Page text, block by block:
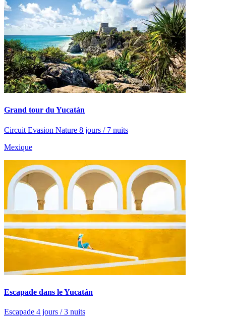
Grand tour du Yucatán
Circuit Evasion Nature 8 jours / 7 nuits
Mexique
Escapade dans le Yucatán
Escapade 4 jours / 3 nuits